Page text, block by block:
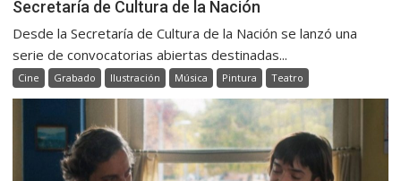
Secretaría de Cultura de la Nación
Desde la Secretaría de Cultura de la Nación se lanzó una
serie de convocatorias abiertas destinadas...
Cine Grabado Ilustración Música Pintura Teatro